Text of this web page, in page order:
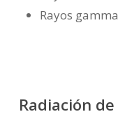
Rayos gamma
Radiación